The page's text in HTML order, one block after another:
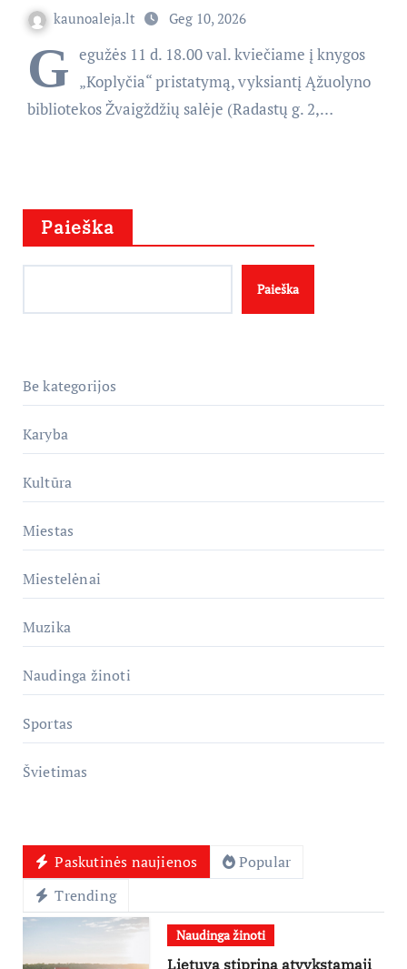
kaunoaleja.lt Geg 10, 2026
G egužės 11 d. 18.00 val. kviečiame į knygos
„Koplyčia“ pristatymą, vyksiantį Ąžuolyno
bibliotekos Žvaigždžių salėje (Radastų g. 2,…
Paieška
Paieška
Be kategorijos
Karyba
Kultūra
Miestas
Miestelėnai
Muzika
Naudinga žinoti
Sportas
Švietimas
Paskutinės naujienos
Popular
Trending
Naudinga žinoti
Lietuva stiprina atvykstamąjį